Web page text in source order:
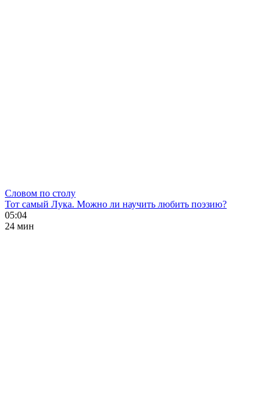
Словом по столу
Тот самый Лука. Можно ли научить любить поэзию?
05:04
24 мин